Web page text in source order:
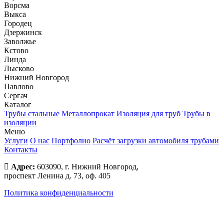
Ворсма
Выкса
Городец
Дзержинск
Заволжье
Кстово
Линда
Лысково
Нижний Новгород
Павлово
Сергач
Каталог
Трубы стальные Металлопрокат Изоляция для труб Трубы в
изоляции
Меню
Услуги О нас Портфолио Расчёт загрузки автомобиля трубами
Контакты
Адрес: 603090, г. Нижний Новгород,
проспект Ленина д. 73, оф. 405
Политика конфиденциальности